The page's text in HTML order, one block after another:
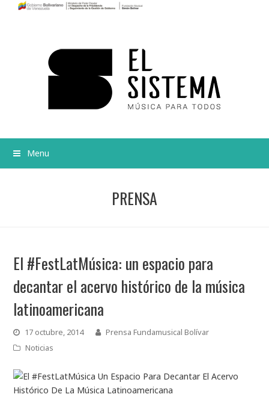
Menu
PRENSA
El #FestLatMúsica: un espacio para
decantar el acervo histórico de la música
latinoamericana
17 octubre, 2014
Prensa Fundamusical Bolívar
Noticias